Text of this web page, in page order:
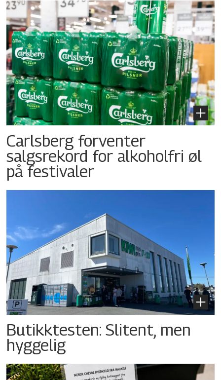
Carlsberg forventer
salgsrekord for alkoholfri øl
på festivaler
Butikktesten: Slitent, men
hyggelig